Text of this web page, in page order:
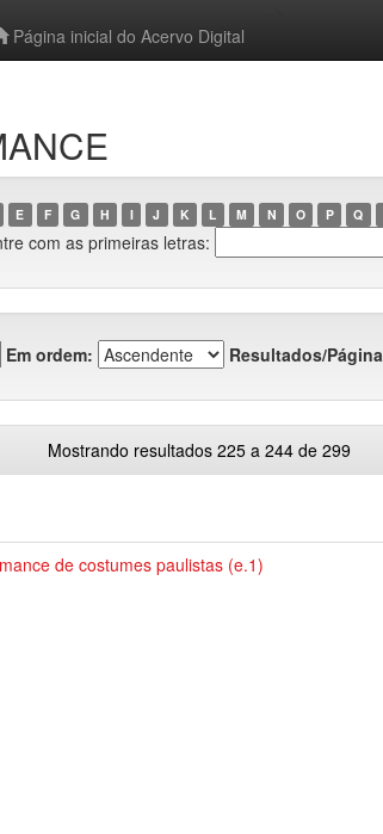
Página inicial do Acervo Digital
E F G H I J K L M N O P Q
com as primeiras letras:
Em ordem: Resultados/Página
Mostrando resultados 225 a 244 de 299
de costumes paulistas (e.1)